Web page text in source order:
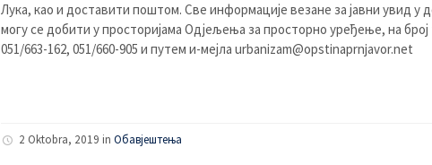
Лука, као и доставити поштом. Све информације везане за јавни увид у
могу се добити у просторијама Одјељења за просторно уређење, на
051/663-162, 051/660-905 и путем и-мејла urbanizam@opstinaprnjavor.net
2 Oktobra, 2019 in Обавјештења